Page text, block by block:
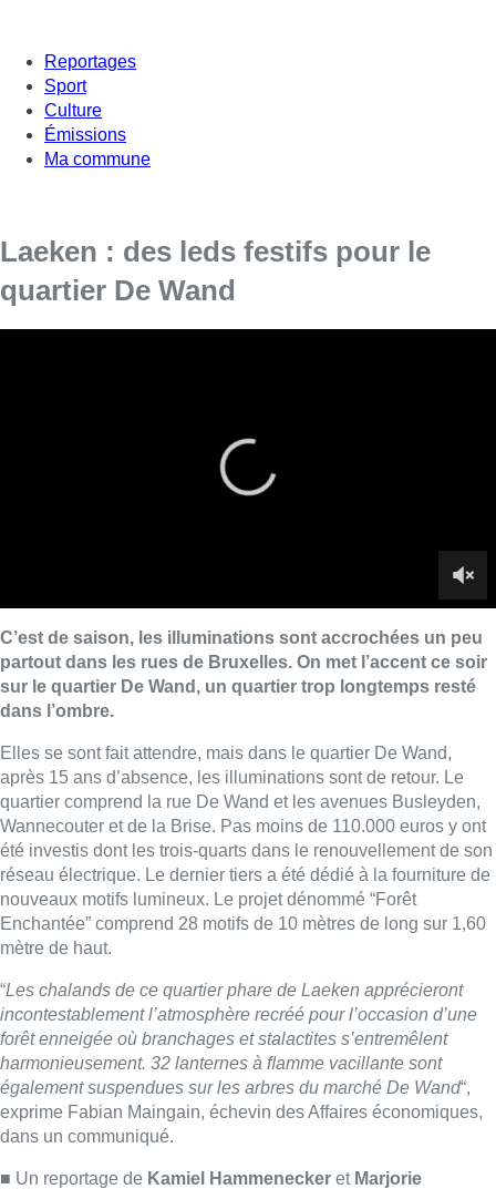
Reportages
Sport
Culture
Émissions
Ma commune
Laeken : des leds festifs pour le
quartier De Wand
Elles se sont fait attendre, mais dans le quartier De Wand,
après 15 ans d’absence, les illuminations sont de retour. Le
été investis dont les trois-quarts dans le renouvellement de son
réseau électrique. Le dernier tiers a été dédié à la fourniture de
Enchantée” comprend 28 motifs de 10 mètres de long sur 1,60
mètre de haut.
“Les chalands de ce quartier phare de Laeken apprécieront
incontestablement l’atmosphère recréé pour l’occasion d’une
forêt enneigée où branchages et stalactites s’entremêlent
harmonieusement. 32 lanternes à ﬂamme vacillante sont
également suspendues sur les arbres du marché De Wand
exprime Fabian Maingain, échevin des Affaires économiques,
dans un communiqué.
■ Un reportage deKamiel Hammeneckeret Marjorie
Fellinger
Lire aussi :
À Bruxelles, le blocus s’invite dans
des lieux insolites : “C’est
exceptionnel, il faut se l’avouer”